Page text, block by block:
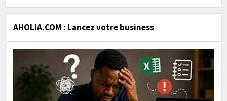
AHOLIA.COM : Lancez votre business